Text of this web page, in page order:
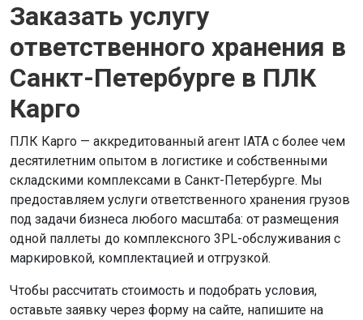
Заказать услугу
ответственного хранения в
Санкт-Петербурге в ПЛК
Карго
ПЛК Карго — аккредитованный агент IATA с более чем
десятилетним опытом в логистике и собственными
складскими комплексами в Санкт-Петербурге. Мы
предоставляем услуги ответственного хранения грузов
под задачи бизнеса любого масштаба: от размещения
одной паллеты до комплексного 3PL-обслуживания с
маркировкой, комплектацией и отгрузкой.
Чтобы рассчитать стоимость и подобрать условия,
оставьте заявку через форму на сайте, напишите на